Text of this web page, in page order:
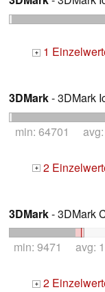
+ 1
3DMark- 3DMark
min: 64701
+ 2
3DMark- 3DMark
min: 9471 avg:
+ 2